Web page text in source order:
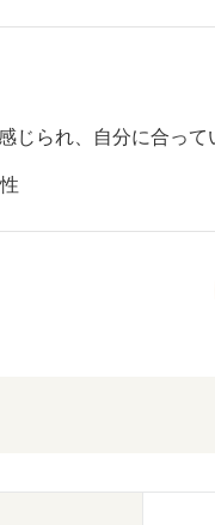
じられ、自分に合って